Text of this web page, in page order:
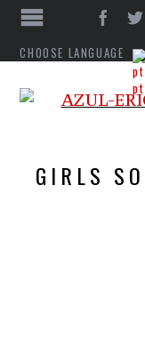
CHOOSE LANGUAGE
GIRLS